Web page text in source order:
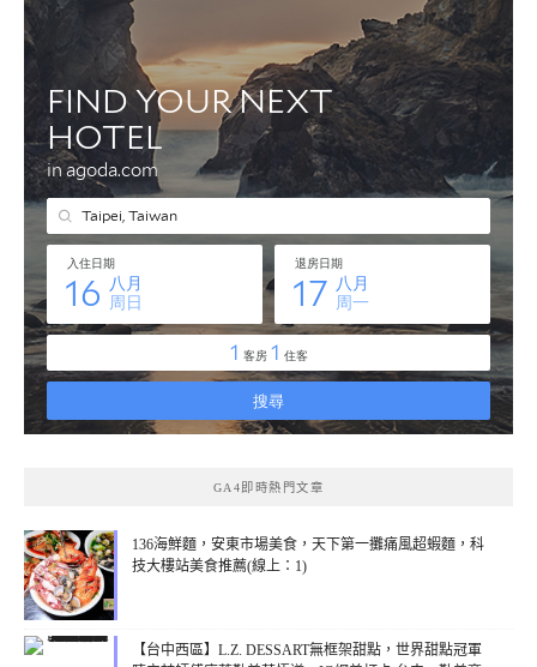
GA4即時熱門文章
136海鮮麵，安東市場美食，天下第一攤痛風超蝦麵，科
技大樓站美食推薦(線上：1)
【台中西區】L.Z. DESSART無框架甜點，世界甜點冠軍